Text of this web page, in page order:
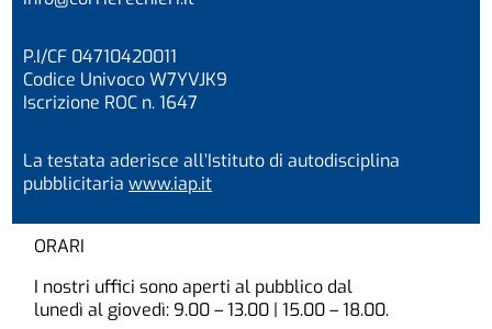
P.I/CF 04710420011
Codice Univoco W7YVJK9
Iscrizione ROC n. 1647
La testata aderisce all’Istituto di autodisciplina
pubblicitariawww.iap.it
ORARI
I nostri uffici sono aperti al pubblico dal
lunedì al giovedì: 9.00 – 13.00 | 15.00 – 18.00.